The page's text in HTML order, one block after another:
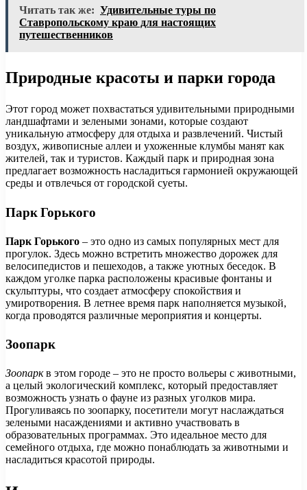
Читать так же: Удивительные туры по
Ставропольскому краю для настоящих
путешественников
Природные красоты и парки города
Этот город может похвастаться удивительными природными
ландшафтами и зелеными зонами, которые создают
уникальную атмосферу для отдыха и развлечений. Чистый
воздух, живописные аллеи и ухоженные клумбы манят как
жителей, так и туристов. Каждый парк и природная зона
предлагает возможность насладиться гармонией окружающей
среды и отвлечься от городской суеты.
Парк Горького
Парк Горького – это одно из самых популярных мест для
прогулок. Здесь можно встретить множество дорожек для
велосипедистов и пешеходов, а также уютных беседок. В
каждом уголке парка расположены красивые фонтаны и
скульптуры, что создает атмосферу спокойствия и
умиротворения. В летнее время парк наполняется музыкой,
когда проводятся различные мероприятия и концерты.
Зоопарк
Зоопаркв этом городе – это не просто вольеры с животными,
а целый экологический комплекс, который предоставляет
возможность узнать о фауне из разных уголков мира.
Прогуливаясь по зоопарку, посетители могут наслаждаться
зелеными насаждениями и активно участвовать в
образовательных программах. Это идеальное место для
семейного отдыха, где можно понаблюдать за животными и
насладиться красотой природы.